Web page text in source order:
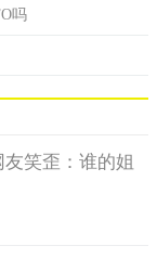
，在警察到达
立即对全莫斯科
令所有人诧异的
客就这么凭空的
年的时间，从来
过，可以说是很
吗
笑歪：谁的姐